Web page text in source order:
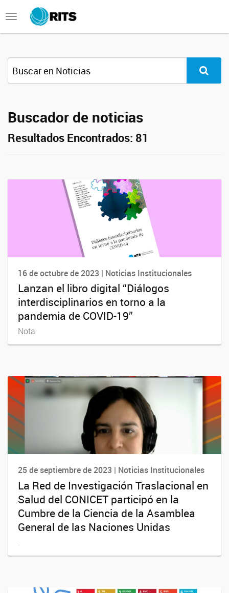
Toggle
navigation
Buscador de noticias
Resultados Encontrados: 81
16 de octubre de 2023 | Noticias Institucionales
Lanzan el libro digital “Diálogos
interdisciplinarios en torno a la
pandemia de COVID-19”
Nota
25 de septiembre de 2023 | Noticias Institucionales
La Red de Investigación Traslacional en
Salud del CONICET participó en la
Cumbre de la Ciencia de la Asamblea
General de las Naciones Unidas
.